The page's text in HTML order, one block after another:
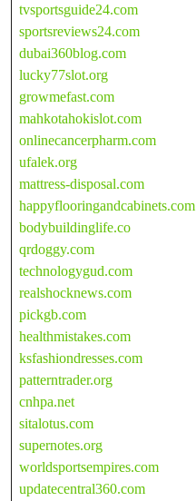
tvsportsguide24.com
sportsreviews24.com
dubai360blog.com
lucky77slot.org
growmefast.com
mahkotahokislot.com
onlinecancerpharm.com
ufalek.org
mattress-disposal.com
happyflooringandcabinets.com
bodybuildinglife.co
qrdoggy.com
technologygud.com
realshocknews.com
pickgb.com
healthmistakes.com
ksfashiondresses.com
patterntrader.org
cnhpa.net
sitalotus.com
supernotes.org
worldsportsempires.com
updatecentral360.com